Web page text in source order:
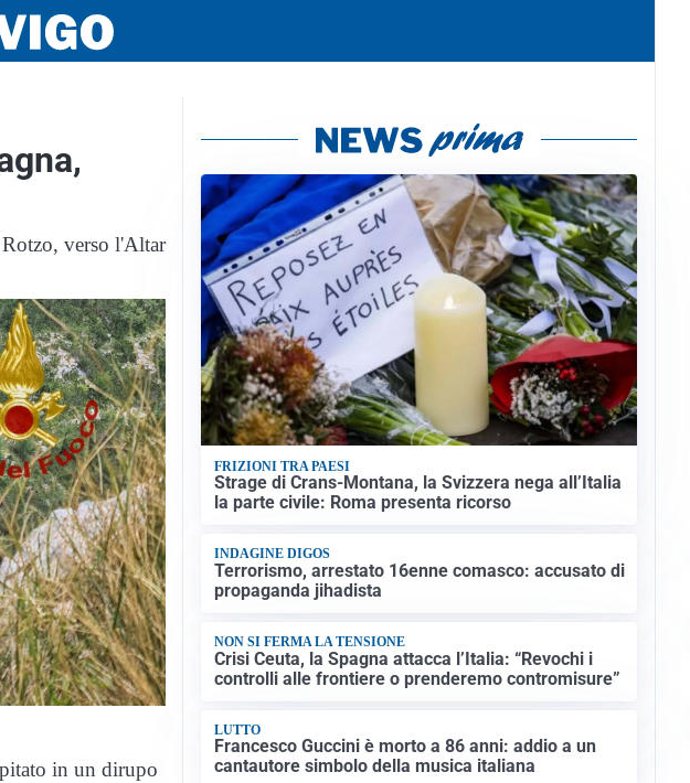
verso l'Altar
in un dirupo
FRIZIONI TRA PAESI
Strage di Crans-Montana, la Svizzera nega all’Italia
la parte civile: Roma presenta ricorso
INDAGINE DIGOS
Terrorismo, arrestato 16enne comasco: accusato di
propaganda jihadista
NON SI FERMA LA TENSIONE
Crisi Ceuta, la Spagna attacca l’Italia: “Revochi i
controlli alle frontiere o prenderemo contromisure”
LUTTO
Francesco Guccini è morto a 86 anni: addio a un
cantautore simbolo della musica italiana